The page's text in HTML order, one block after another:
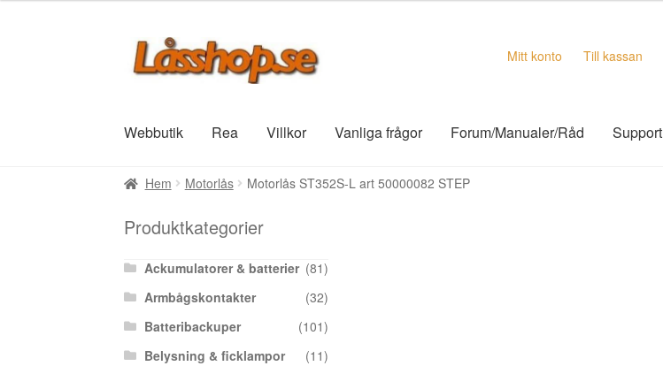
Hoppa
till
Hoppa
till
Mitt konto Till kassan
Webbutik Rea Villkor Vanliga frågor Forum/Manualer/Råd Support
Hem Motorlås Motorlås ST352S-L art 50000082 STEP
Produktkategorier
Ackumulatorer & batterier (81)
Armbågskontakter
(32)
Batteribackuper
(101)
Belysning & ficklampor
(11)